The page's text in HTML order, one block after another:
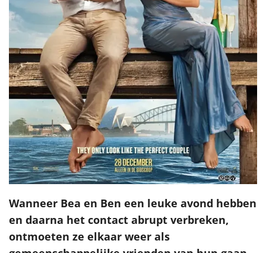
Wanneer Bea en Ben een leuke avond hebben
en daarna het contact abrupt verbreken,
ontmoeten ze elkaar weer als